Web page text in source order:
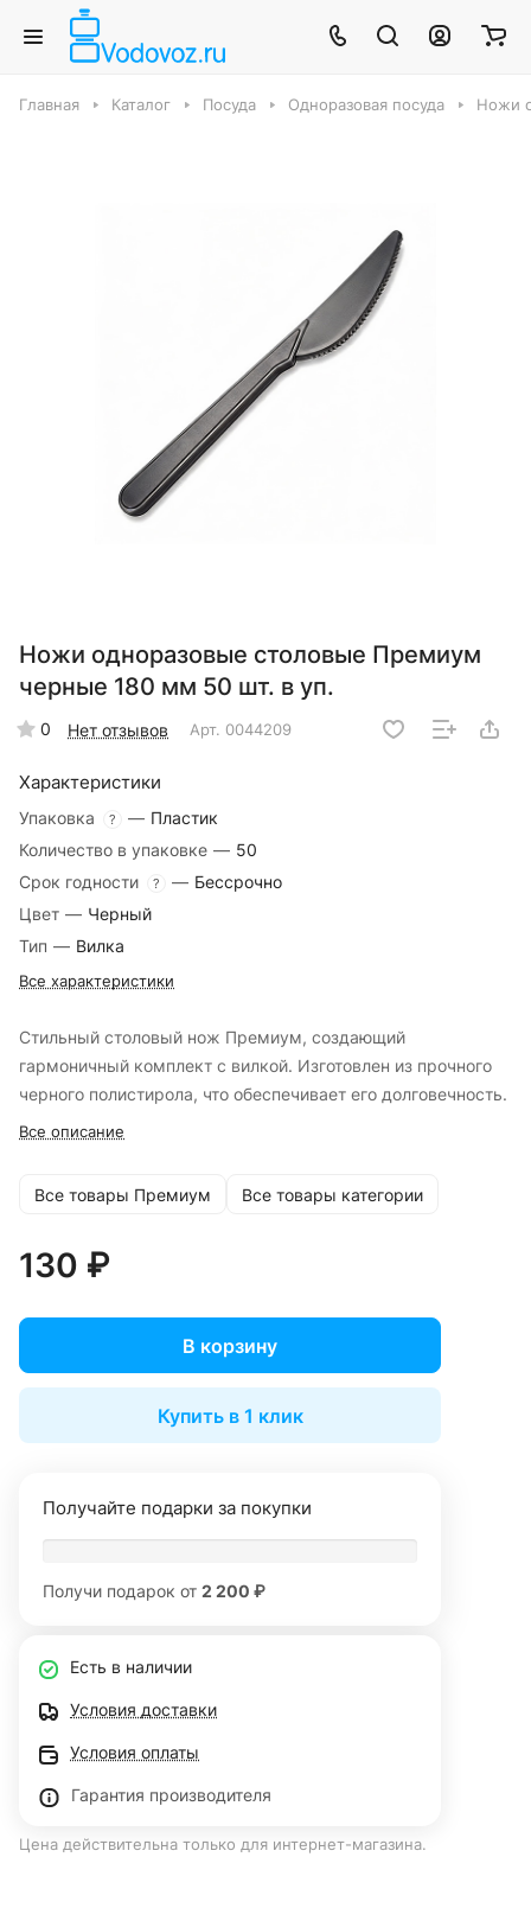
Главная Каталог Посуда Одноразовая посуда Ножи
Ножи одноразовые столовые Премиум
черные 180 мм 50 шт. в уп.
0 Нет отзывов Арт. 0044209
Характеристики
Упаковка ? — Пластик
Количество в упаковке — 50
Срок годности
? — Бессрочно
Цвет — Черный
Тип — Вилка
Все характеристики
Стильный столовый нож Премиум, создающий
гармоничный комплект с вилкой. Изготовлен из прочного
черного полистирола, что обеспечивает его долговечность.
Все описание
Все товары Премиум Все товары категории
130 ₽
В корзину
Купить в 1 клик
Получайте подарки за покупки
Получи подарок от 2 200 ₽
Есть в наличии
Условия доставки
Условия оплаты
Гарантия производителя
Цена действительна только для интернет-магазина.